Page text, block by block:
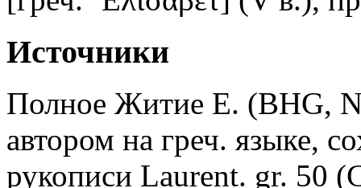
Источники
Полное Житие Е. (BHG,
автором на греч. языке,
рукописи Laurent. gr. 50